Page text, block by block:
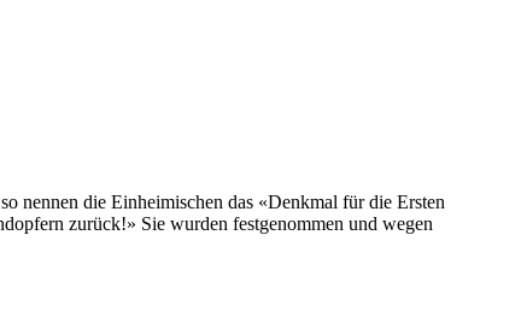
nennen die Einheimischen das «Denkmal für die Ersten
zurück!» Sie wurden festgenommen und wegen